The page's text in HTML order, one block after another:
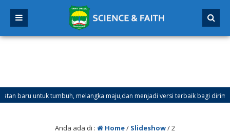
untuk tumbuh, melangka maju,dan menjadi versi terbaik bagi dirimu.
Mulai Tanggal 21 Desember 2025 sd Tanggal 4 Januari 2026
Anda ada di : Home/ Slideshow/2